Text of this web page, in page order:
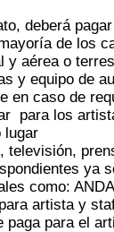
deberá
de los
y aérea o
y equipo de
en caso de
para los
lugar
televisión,
ya
como:
artista y
paga para el